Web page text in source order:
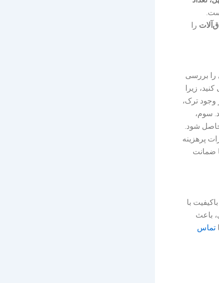
را
را بررسی
زیرا
وجود ترک،
سوم،
حاصل شود.
پرهزینه
ضمانت
با
باعث
تماس